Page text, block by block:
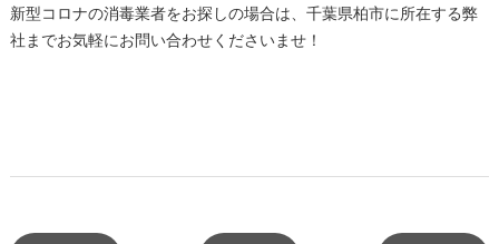
新型コロナの消毒業者をお探しの場合は、千葉県柏市に所在する弊
社までお気軽にお問い合わせくださいませ！